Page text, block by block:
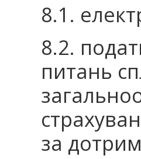
8.1.
8.2.
питань
за